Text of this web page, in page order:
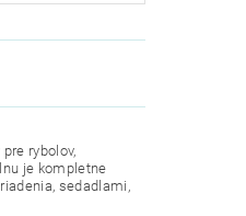
rybolov,
je kompletne
sedadlami,